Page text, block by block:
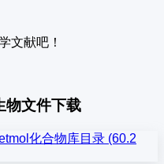
文献吧！
文件下载
化合物库目录 (60.2